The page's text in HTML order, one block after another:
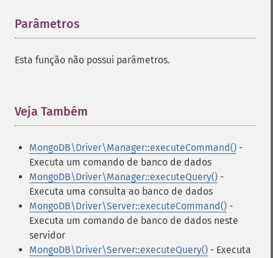
Parâmetros
Esta função não possui parâmetros.
Veja Também
MongoDB\Driver\Manager::executeCommand() -
Executa um comando de banco de dados
MongoDB\Driver\Manager::executeQuery() -
Executa uma consulta ao banco de dados
MongoDB\Driver\Server::executeCommand() -
Executa um comando de banco de dados neste
servidor
MongoDB\Driver\Server::executeQuery() - Executa